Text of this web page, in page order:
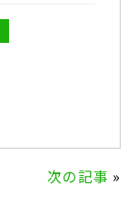
次の記事 »